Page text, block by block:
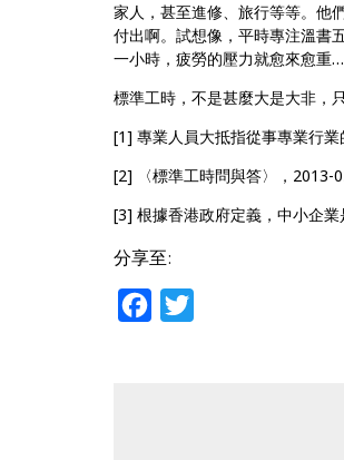
家人，甚至進修、旅行等等。他
付出啊。試想像，平時專注溫書
一小時，疲勞的壓力就愈來愈重
標準工時，不是甚麼大是大非，
[1] 專業人員大抵指從事專業行
[2] 〈標準工時問與答〉，2013-
[3] 根據香港政府定義，中小企
分享至:
Facebook